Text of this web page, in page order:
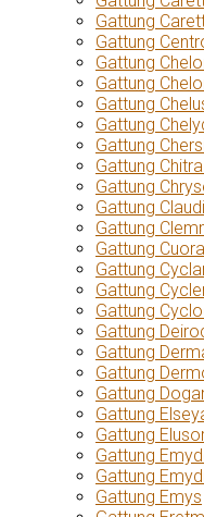
Gattung
Gattung
Gattung
Gattung
Gattung
Gattung
Gattung
Gattung
Gattung
Gattung
Gattung
Gattung
Gattung
Gattung
Gattung
Gattung
Gattung
Gattung
Gattung
Gattung
Gattung
Gattung
Gattung
Gattung Emys